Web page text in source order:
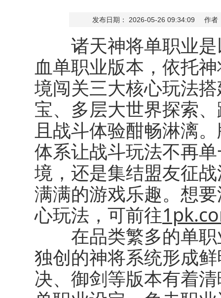
发布日期： 2026-05-26 09:34:09 作者
诸天神将单职业是
血单职业版本，依托
境闯关三大核心玩法
宝、多层大世界探索
且战斗体验酣畅淋漓
体系让战斗玩法不再
境，还是集结盟友征
满满的游戏乐趣。想
心玩法，可前往
在品类繁多的单职
独创的神将系统形成
决、御剑等版本有着